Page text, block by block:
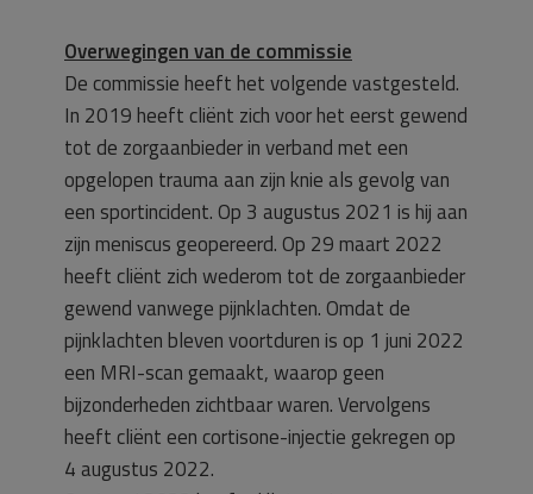
Overwegingen van de commissie
De commissie heeft het volgende vastgesteld.
In 2019 heeft cliënt zich voor het eerst gewend
tot de zorgaanbieder in verband met een
opgelopen trauma aan zijn knie als gevolg van
een sportincident. Op 3 augustus 2021 is hij aan
zijn meniscus geopereerd. Op 29 maart 2022
heeft cliënt zich wederom tot de zorgaanbieder
gewend vanwege pijnklachten. Omdat de
pijnklachten bleven voortduren is op 1 juni 2022
een MRI-scan gemaakt, waarop geen
bijzonderheden zichtbaar waren. Vervolgens
heeft cliënt een cortisone-injectie gekregen op
4 augustus 2022.